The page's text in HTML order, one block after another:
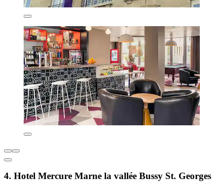
4. Hotel Mercure Marne la vallée Bussy St. Georges